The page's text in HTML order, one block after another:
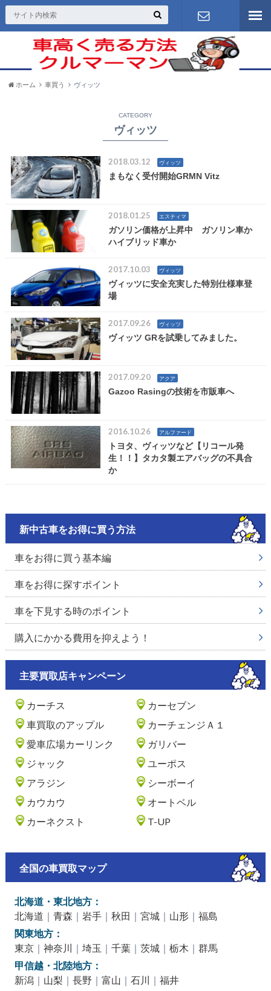
お問い合わ
せ
ホーム 車買う ヴィッツ
CATEGORY
ヴィッツ
2018.03.12 ヴィッツ
まもなく受付開始GRMN Vitz
2018.01.25 エスティマ
ガソリン価格が上昇中 ガソリン車か
ハイブリッド車か
2017.10.03 ヴィッツ
ヴィッツに安全充実した特別仕様車登
場
2017.09.26 ヴィッツ
ヴィッツ GRを試乗してみました。
2017.09.20 アクア
Gazoo Rasingの技術を市販車へ
2016.10.26 アルファード
トヨタ、ヴィッツなど【リコール発
生！！】タカタ製エアバッグの不具合
か
新中古車をお得に買う方法
車をお得に買う基本編
車をお得に探すポイント
車を下見する時のポイント
購入にかかる費用を抑えよう！
主要買取店キャンペーン
カーチス
カーセブン
車買取のアップル
カーチェンジＡ１
愛車広場カーリンク
ガリバー
ジャック
ユーポス
アラジン
シーボーイ
カウカウ
オートベル
カーネクスト
T-UP
全国の車買取マップ
北海道・東北地方：
北海道 ｜ 青森 ｜ 岩手｜ 秋田 ｜ 宮城｜ 山形｜ 福島
関東地方：
東京｜ 神奈川 ｜ 埼玉 ｜ 千葉｜ 茨城｜ 栃木 ｜ 群馬
甲信越・北陸地方：
新潟 ｜ 山梨 ｜ 長野 ｜ 富山 ｜ 石川 ｜ 福井